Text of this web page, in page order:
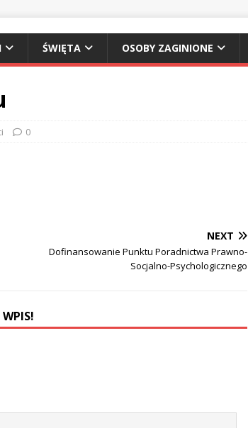
ŚWIĘTA OSOBY ZAGINIONE
0
NEXT
Dofinansowanie Punktu Poradnictwa Prawno-
Socjalno-Psychologicznego